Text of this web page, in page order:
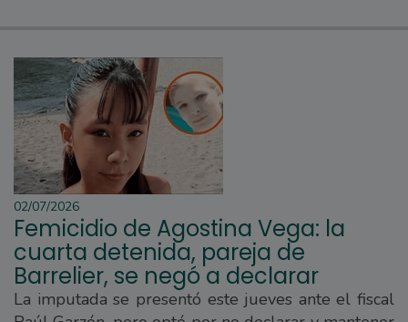
02/07/2026
Femicidio de Agostina Vega: la
cuarta detenida, pareja de
Barrelier, se negó a declarar
La imputada se presentó este jueves ante el fiscal